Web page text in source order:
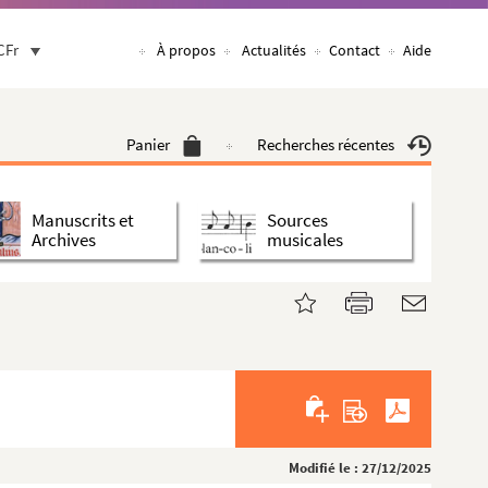
À propos Actualités Contact Aide
Panier Recherches récentes
Manuscrits et
Archives
Sources
musicales
Modifié le : 27/12/2025